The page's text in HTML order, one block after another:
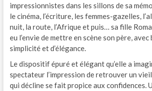
impressionnistes dans les sillons de sa
le cinéma, l’écriture, les femmes-gazelles,
nuit, la route, l’Afrique et puis… sa fille
eu l’envie de mettre en scène son père, avec
simplicité et d’élégance.
Le dispositif épuré et élégant qu’elle a
spectateur l’impression de retrouver un
qui décline se fait propice aux confidences.